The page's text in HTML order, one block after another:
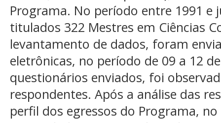
Programa. No período entre 1991 e
titulados 322 Mestres em Ciências
levantamento de dados, foram
eletrônicas, no período de 09 a 12
questionários enviados, foi
respondentes. Após a análise das
perfil dos egressos do Programa,